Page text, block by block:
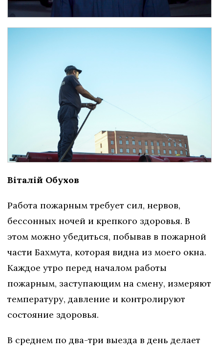
Віталій Обухов
Работа пожарным требует сил, нервов,
бессонных ночей и крепкого здоровья. В
этом можно убедиться, побывав в пожарной
части Бахмута, которая видна из моего окна.
Каждое утро перед началом работы
пожарным, заступающим на смену, измеряют
температуру, давление и контролируют
состояние здоровья.
В среднем по два-три выезда в день делает